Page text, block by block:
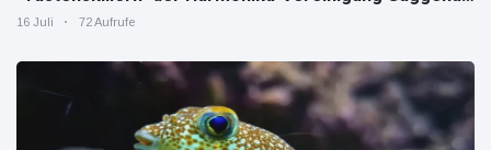
zeigt, wie "jung" das Instrument sein kann.
16 Juli 72 Aufrufe